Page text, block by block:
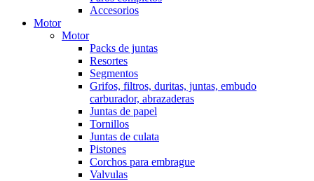
Accesorios
Motor
Motor
Packs de juntas
Resortes
Segmentos
Grifos, filtros, duritas, juntas, embudo
carburador, abrazaderas
Juntas de papel
Tornillos
Juntas de culata
Pistones
Corchos para embrague
Valvulas